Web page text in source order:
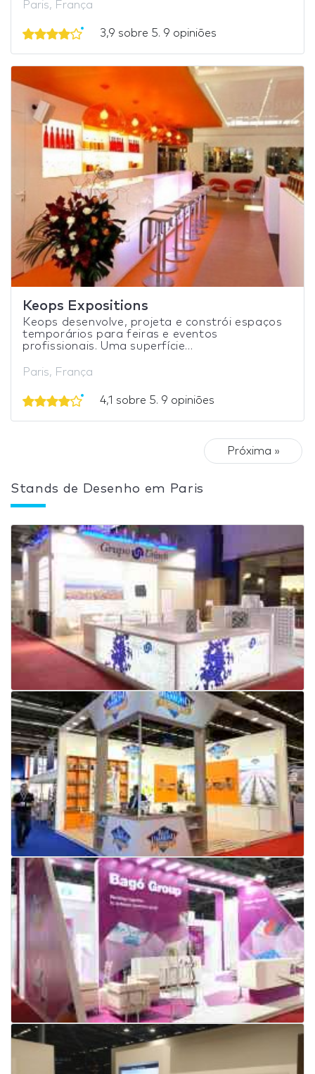
Paris, França
3,9 sobre 5. 9 opiniões
Keops Expositions
Keops desenvolve, projeta e constrói espaços
temporários para feiras e eventos
profissionais. Uma superfície...
Paris, França
4,1 sobre 5. 9 opiniões
Próxima »
Stands de Desenho em Paris